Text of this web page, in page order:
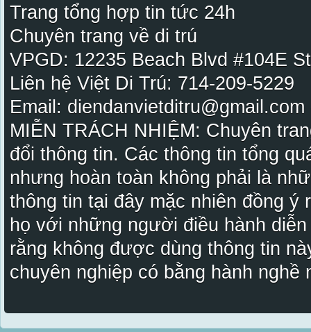
Trang tổng hợp tin tức 24h
Chuyên trang về di trú
VPGD: 12235 Beach Blvd #104E
Liên hệ Việt Di Trú: 714-209-5229
Email:
MIỄN TRÁCH NHIỆM: Chuyên
đổi thông tin. Các thông tin tổng
nhưng hoàn toàn không phải là
thông tin tại đây mặc nhiên đồng ý
họ với những người điều hành
rằng không được dùng thông tin
chuyên nghiệp có bằng hành